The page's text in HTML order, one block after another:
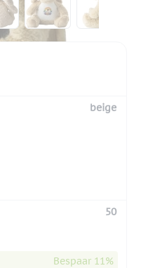
beige
50
Bespaar 11%